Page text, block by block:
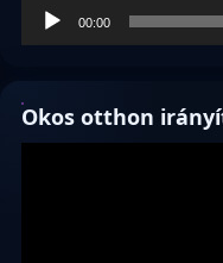
00:00
Okos otthon